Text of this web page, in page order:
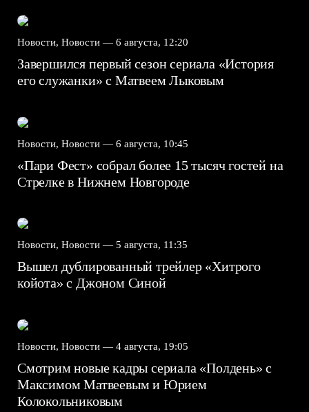
Новости, Новости — 6 августа, 12:20
Завершился первый сезон сериала «История
его служанки» с Матвеем Лыковым
Новости, Новости — 6 августа, 10:45
«Пари Фест» собрал более 15 тысяч гостей на
Стрелке в Нижнем Новгороде
Новости, Новости — 5 августа, 11:35
Вышел дублированный трейлер «Хитрого
койота» с Джоном Синой
Новости, Новости — 4 августа, 19:05
Смотрим новые кадры сериала «Полдень» с
Максимом Матвеевым и Юрием
Колокольниковым